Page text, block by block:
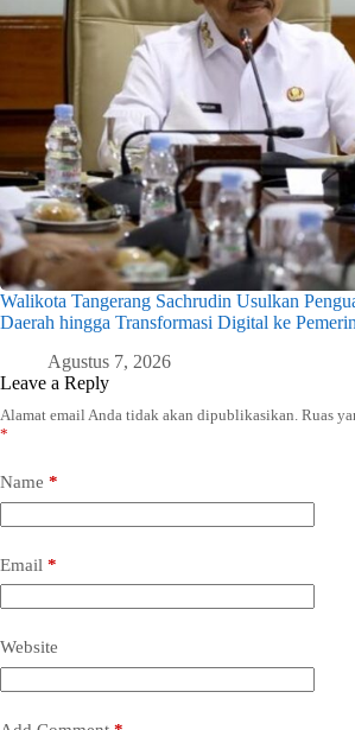
Walikota Tangerang Sachrudin Usulkan
Daerah hingga Transformasi Digital ke
Agustus 7, 2026
Leave a Reply
Alamat email Anda tidak akan dipublikasikan. Ruas
*
Name *
Email *
Website